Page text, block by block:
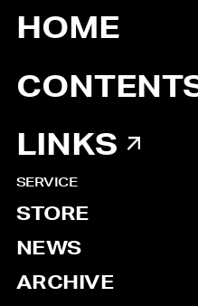
HOME
LINKS
SERVICE
STORE
NEWS
ARCHIVE